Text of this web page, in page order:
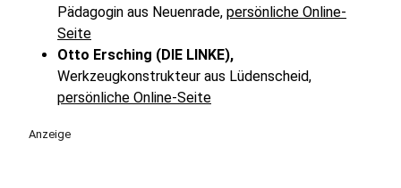
Pädagogin aus Neuenrade, persönliche Online-
Seite
Otto Ersching (DIE LINKE),
Werkzeugkonstrukteur aus Lüdenscheid,
persönliche Online-Seite
Anzeige